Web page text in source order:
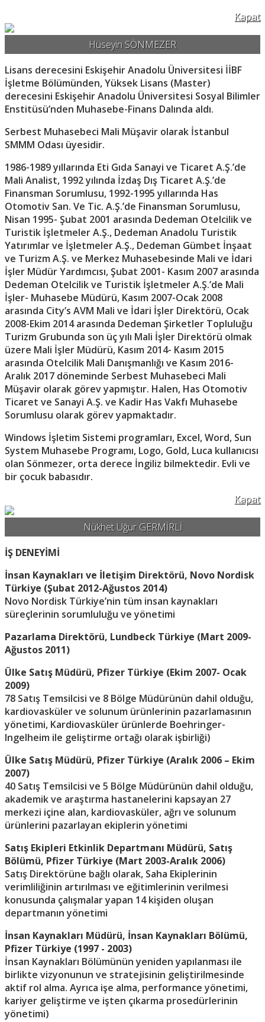
Kapat
Hüseyin SÖNMEZER
Lisans derecesini Eskişehir Anadolu Üniversitesi İİBF
İşletme Bölümünden, Yüksek Lisans (Master)
derecesini Eskişehir Anadolu Üniversitesi Sosyal Bilimler
Enstitüsü’nden Muhasebe-Finans Dalında aldı.
Serbest Muhasebeci Mali Müşavir olarak İstanbul
SMMM Odası üyesidir.
1986-1989 yıllarında Eti Gıda Sanayi ve Ticaret A.Ş.’de
Mali Analist, 1992 yılında İzdaş Dış Ticaret A.Ş.’de
Finansman Sorumlusu, 1992-1995 yıllarında Has
Otomotiv San. Ve Tic. A.Ş.’de Finansman Sorumlusu,
Nisan 1995- Şubat 2001 arasında Dedeman Otelcilik ve
Turistik İşletmeler A.Ş., Dedeman Anadolu Turistik
Yatırımlar ve İşletmeler A.Ş., Dedeman Gümbet İnşaat
ve Turizm A.Ş. ve Merkez Muhasebesinde Mali ve İdari
İşler Müdür Yardımcısı, Şubat 2001- Kasım 2007 arasında
Dedeman Otelcilik ve Turistik İşletmeler A.Ş.’de Mali
İşler- Muhasebe Müdürü, Kasım 2007-Ocak 2008
arasında City’s AVM Mali ve İdari İşler Direktörü, Ocak
2008-Ekim 2014 arasında Dedeman Şirketler Topluluğu
Turizm Grubunda son üç yılı Mali İşler Direktörü olmak
üzere Mali İşler Müdürü, Kasım 2014- Kasım 2015
arasında Otelcilik Mali Danışmanlığı ve Kasım 2016-
Aralık 2017 döneminde Serbest Muhasebeci Mali
Müşavir olarak görev yapmıştır. Halen, Has Otomotiv
Ticaret ve Sanayi A.Ş. ve Kadir Has Vakfı Muhasebe
Sorumlusu olarak görev yapmaktadır.
Windows İşletim Sistemi programları, Excel, Word, Sun
System Muhasebe Programı, Logo, Gold, Luca kullanıcısı
olan Sönmezer, orta derece İngiliz bilmektedir. Evli ve
bir çocuk babasıdır.
Kapat
Nükhet Uğur GERMİRLİ
İŞ DENEYİMİ
İnsan Kaynakları ve İletişim Direktörü, Novo Nordisk
Türkiye (Şubat 2012-Ağustos 2014)
Novo Nordisk Türkiye’nin tüm insan kaynakları
süreçlerinin sorumluluğu ve yönetimi
Pazarlama Direktörü, Lundbeck Türkiye (Mart 2009-
Ağustos 2011)
Ülke Satış Müdürü, Pfizer Türkiye (Ekim 2007- Ocak
2009)
78 Satış Temsilcisi ve 8 Bölge Müdürünün dahil olduğu,
kardiovasküler ve solunum ürünlerinin pazarlamasının
yönetimi, Kardiovasküler ürünlerde Boehringer-
Ingelheim ile geliştirme ortağı olarak işbirliği)
Ülke Satış Müdürü, Pfizer Türkiye (Aralık 2006 – Ekim
2007)
40 Satış Temsilcisi ve 5 Bölge Müdürünün dahil olduğu,
akademik ve araştırma hastanelerini kapsayan 27
merkezi içine alan, kardiovasküler, ağrı ve solunum
ürünlerini pazarlayan ekiplerin yönetimi
Satış Ekipleri Etkinlik Departmanı Müdürü, Satış
Bölümü, Pfizer Türkiye (Mart 2003-Aralık 2006)
Satış Direktörüne bağlı olarak, Saha Ekiplerinin
verimliliğinin artırılması ve eğitimlerinin verilmesi
konusunda çalışmalar yapan 14 kişiden oluşan
departmanın yönetimi
İnsan Kaynakları Müdürü, İnsan Kaynakları Bölümü,
Pfizer Türkiye (1997 - 2003)
İnsan Kaynakları Bölümünün yeniden yapılanması ile
birlikte vizyonunun ve stratejisinin geliştirilmesinde
aktif rol alma. Ayrıca işe alma, performance yönetimi,
kariyer geliştirme ve işten çıkarma prosedürlerinin
yönetimi)